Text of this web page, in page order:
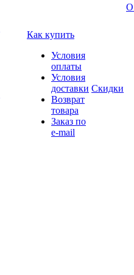
Как купить
Условия
оплаты
Условия
доставки
Возврат
товара
Заказ по
e-mail
Скидки
О